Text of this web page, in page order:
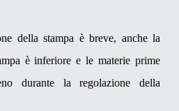
della stampa è breve, anche la
è inferiore e le materie prime
durante la regolazione della